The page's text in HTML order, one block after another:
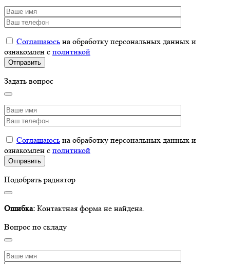
Соглашаюсь на обработку персональных данных и
ознакомлен с политикой
Задать вопрос
Соглашаюсь на обработку персональных данных и
ознакомлен с политикой
Подобрать радиатор
Ошибка: Контактная форма не найдена.
Вопрос по складу